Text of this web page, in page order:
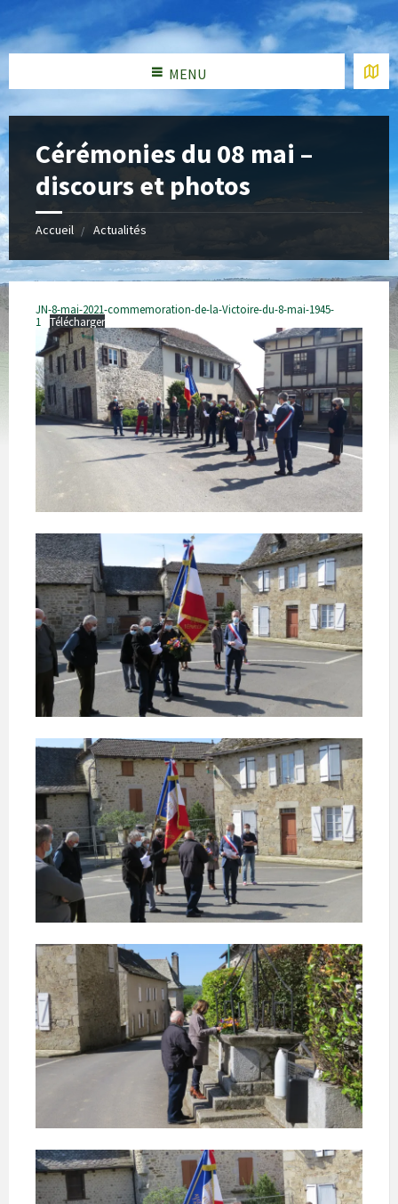
MENU
Cérémonies du 08 mai –
discours et photos
Accueil Actualités
JN-8-mai-2021-commemoration-de-la-Victoire-du-8-mai-1945-
1
Télécharger